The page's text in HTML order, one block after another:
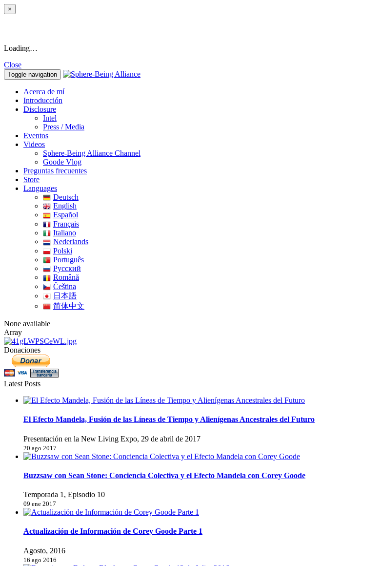
×
Loading…
Close
Toggle navigation
Acerca de mí
Introducción
Disclosure
Intel
Press / Media
Eventos
Videos
Sphere-Being Alliance Channel
Goode Vlog
Preguntas frecuentes
Store
Languages
Deutsch
English
Español
Français
Italiano
Nederlands
Polski
Português
Pусский
Română
Čeština
日本語
简体中文
None available
Array
Donaciones
Latest Posts
El Efecto Mandela, Fusión de las Líneas de Tiempo y Alienígenas Ancestrales del Futuro
Presentación en la New Living Expo, 29 de abril de 2017
20 ago 2017
Buzzsaw con Sean Stone: Conciencia Colectiva y el Efecto Mandela con Corey Goode
Temporada 1, Episodio 10
09 ene 2017
Actualización de Información de Corey Goode Parte 1
Agosto, 2016
16 ago 2016